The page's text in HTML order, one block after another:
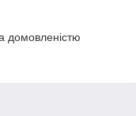
домовленістю